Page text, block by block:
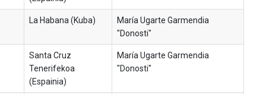
La Habana (Kuba)
María Ugarte Garmendia
"Donosti"
Santa Cruz
Tenerifekoa
(Espainia)
María Ugarte Garmendia
"Donosti"